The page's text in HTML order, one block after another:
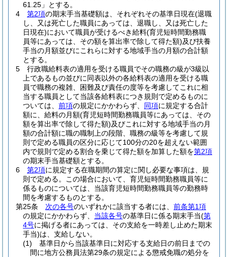
61.25」とする。
4
第2項の期末手当基礎額は、それぞれその基準日現在(退職
し、又は死亡した職員にあっては、退職し、又は死亡した
日現在)において職員が受けるべき給料(育児短時間勤務職
員等にあっては、その額を算出率で除して得た額)及び扶養
手当の月額並びにこれらに対する地域手当の月額の合計額
とする。
5
行政職給料表の適用を受ける職員でその職務の級が3級以
上であるもの並びに同表以外の各給料表の適用を受ける職
員で職務の複雑、困難及び責任の度等を考慮してこれに相
当する職員として当該各給料表につき規則で定めるものに
ついては、 前項の規定にかかわらず、 同項に規定する合計
額に、給料の月額(育児短時間勤務職員等にあっては、その
額を算出率で除して得た額)及びこれに対する地域手当の月
額の合計額に職の職制上の段階、職務の級等を考慮して規
則で定める職員の区分に応じて100分の20を超えない範囲
内で規則で定める割合を乗じて得た額を加算した額を第2項
の期末手当基礎額とする。
6
第2項に規定する在職期間の算定に関し必要な事項は、規
則で定める。
この場合において、育児短時間勤務職員等に
係るものについては、当該育児短時間勤務職員等の勤務時
間を考慮するものとする。
第25条
次の各号のいずれかに該当する者には、 前条第1項
の規定にかかわらず、 当該各号の基準日に係る期末手当(第
4号に掲げる者にあっては、その支給を一時差し止めた期末
手当)は、支給しない。
(1)
基準日から当該基準日に対応する支給日の前日までの
間に地方公務員法第29条の規定による懲戒免職の処分を